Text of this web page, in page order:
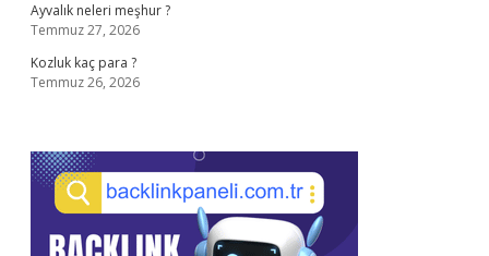
Ayvalık neleri meşhur ?
Temmuz 27, 2026
Kozluk kaç para ?
Temmuz 26, 2026